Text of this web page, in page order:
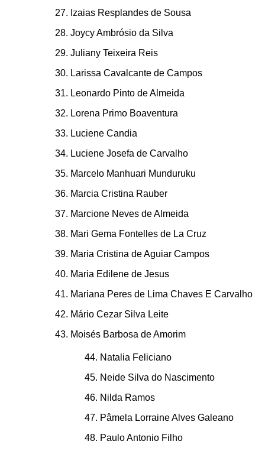
Izaias Resplandes de Sousa
Joycy Ambrósio da Silva
Juliany Teixeira Reis
Larissa Cavalcante de Campos
Leonardo Pinto de Almeida
Lorena Primo Boaventura
Luciene Candia
Luciene Josefa de Carvalho
Marcelo Manhuari Munduruku
Marcia Cristina Rauber
Marcione Neves de Almeida
Mari Gema Fontelles de La Cruz
Maria Cristina de Aguiar Campos
Maria Edilene de Jesus
Mariana Peres de Lima Chaves E Carvalho
Mário Cezar Silva Leite
Moisés Barbosa de Amorim
Natalia Feliciano
Neide Silva do Nascimento
Nilda Ramos
Pâmela Lorraine Alves Galeano
Paulo Antonio Filho